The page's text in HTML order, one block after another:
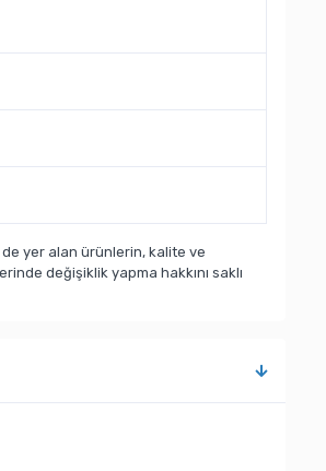
yer alan ürünlerin, kalite ve
değişiklik yapma hakkını saklı